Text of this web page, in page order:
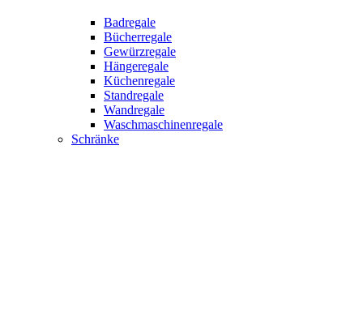
Badregale
Bücherregale
Gewürzregale
Hängeregale
Küchenregale
Standregale
Wandregale
Waschmaschinenregale
Schränke